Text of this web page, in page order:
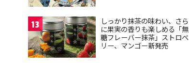
13
しっかり抹茶の味わい、さら
に果実の香りも楽しめる「無
糖フレーバー抹茶」ストロベ
リー、マンゴー新発売